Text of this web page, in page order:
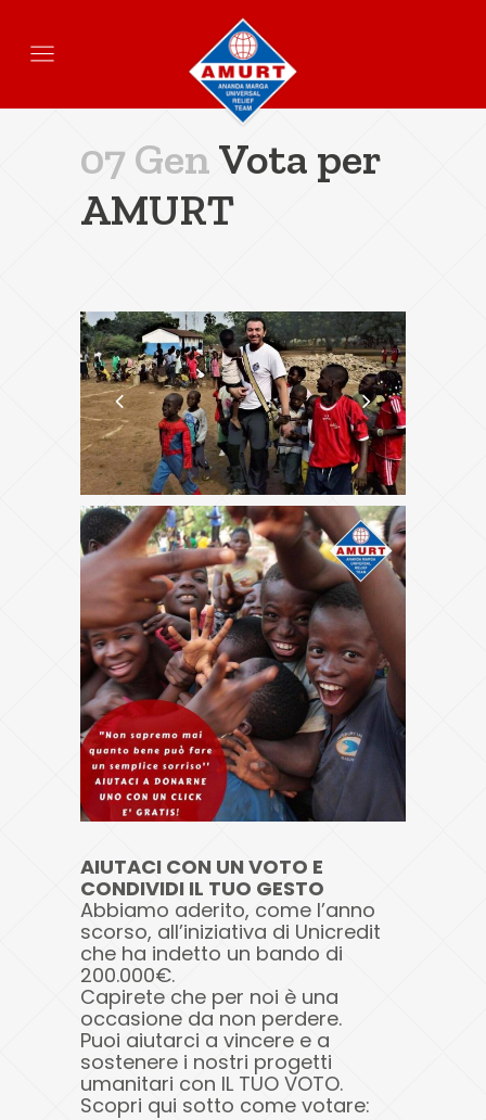
07 GenVota per
AMURT
AIUTACI CON UN VOTO E
CONDIVIDI IL TUO GESTO
Abbiamo aderito, come l’anno
scorso, all’iniziativa di Unicredit
che ha indetto un bando di
200.000€.
Capirete che per noi è una
occasione da non perdere.
Puoi aiutarci a vincere e a
sostenere i nostri progetti
umanitari con IL TUO VOTO.
Scopri qui sotto come votare: